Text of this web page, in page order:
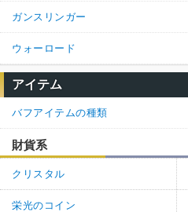
ガンスリンガー
ウォーロード
アイテム
バフアイテムの種類
財貨系
クリスタル
栄光のコイン